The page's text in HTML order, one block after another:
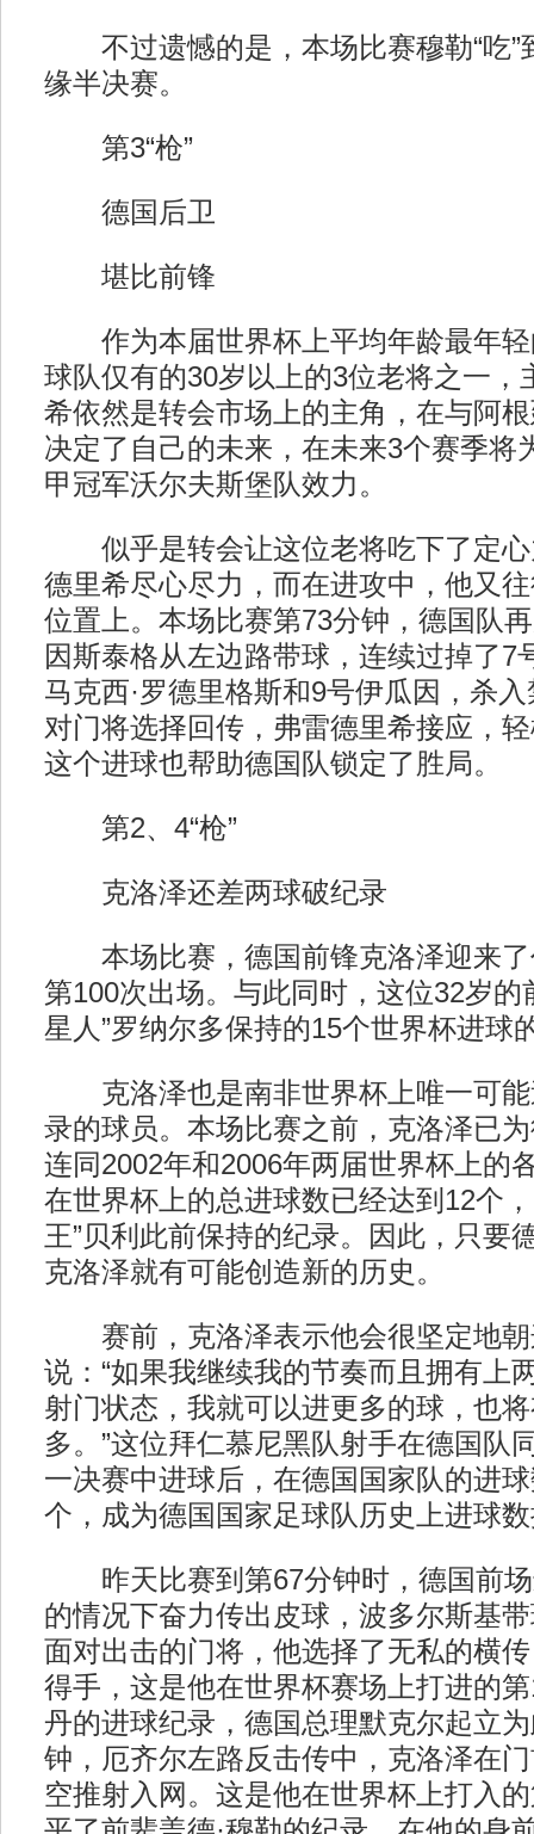
不过遗憾的是，本场比赛穆勒“吃”
缘半决赛。
第3“枪”
德国后卫
堪比前锋
作为本届世界杯上平均年龄最年轻
球队仅有的30岁以上的3位老将之一，
希依然是转会市场上的主角，在与阿
决定了自己的未来，在未来3个赛季将
甲冠军沃尔夫斯堡队效力。
似乎是转会让这位老将吃下了定心
德里希尽心尽力，而在进攻中，他又
位置上。本场比赛第73分钟，德国队
因斯泰格从左边路带球，连续过掉了7
马克西·罗德里格斯和9号伊瓜因，杀
对门将选择回传，弗雷德里希接应，
这个进球也帮助德国队锁定了胜局。
第2、4“枪”
克洛泽还差两球破纪录
本场比赛，德国前锋克洛泽迎来了
第100次出场。与此同时，这位32岁的
星人”罗纳尔多保持的15个世界杯进球
克洛泽也是南非世界杯上唯一可能
录的球员。本场比赛之前，克洛泽已
连同2002年和2006年两届世界杯上的
在世界杯上的总进球数已经达到12个
王”贝利此前保持的纪录。因此，只要
克洛泽就有可能创造新的历史。
赛前，克洛泽表示他会很坚定地朝
说：“如果我继续我的节奏而且拥有上
射门状态，我就可以进更多的球，也
多。”这位拜仁慕尼黑队射手在德国队
一决赛中进球后，在德国国家队的进
个，成为德国国家足球队历史上进球
昨天比赛到第67分钟时，德国前场
的情况下奋力传出皮球，波多尔斯基
面对出击的门将，他选择了无私的横
得手，这是他在世界杯赛场上打进的
丹的进球纪录，德国总理默克尔起立
钟，厄齐尔左路反击传中，克洛泽在
空推射入网。这是他在世界杯上打入